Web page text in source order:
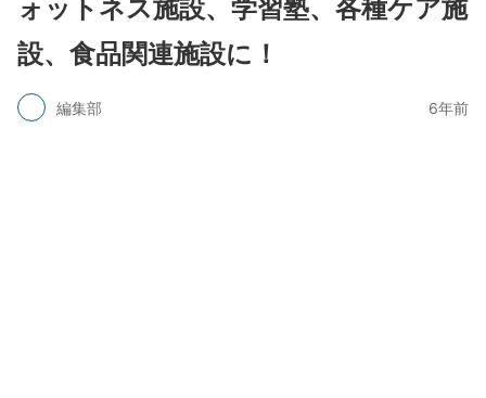
ォットネス施設、学習塾、各種ケア施
設、食品関連施設に！
編集部 6年前